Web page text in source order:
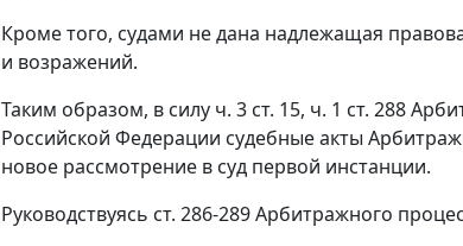
Кроме того, судами не дана надлежащая
и возражений.
Таким образом, в силу ч. 3 ст. 15, ч. 1 ст. 288
Российской Федерации судебные акты
новое рассмотрение в суд первой инстанции.
Руководствуясь ст. 286-289Арбитражного